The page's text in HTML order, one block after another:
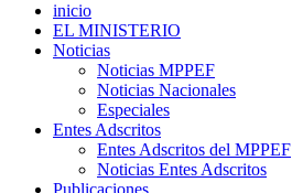
inicio
EL MINISTERIO
Noticias
Noticias MPPEF
Noticias Nacionales
Especiales
Entes Adscritos
Entes Adscritos del MPPEF
Noticias Entes Adscritos
Publicaciones